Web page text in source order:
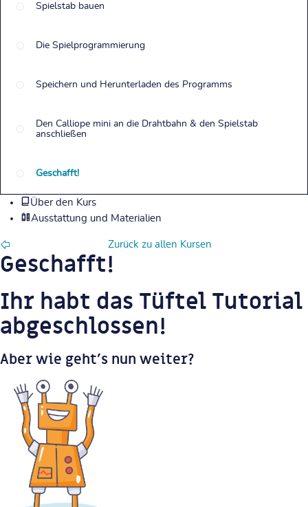
Spielstab bauen
Die Spielprogrammierung
Speichern und Herunterladen des Programms
Den Calliope mini an die Drahtbahn & den Spielstab
anschließen
Geschafft!
Über den Kurs
Ausstattung und Materialien
Zurück zu allen Kursen
Geschafft!
Ihr habt das Tüftel Tutorial
abgeschlossen!
Aber wie geht's nun weiter?